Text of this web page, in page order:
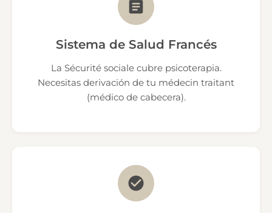
Sistema de Salud Francés
La Sécurité sociale cubre psicoterapia.
Necesitas derivación de tu médecin traitant
(médico de cabecera).